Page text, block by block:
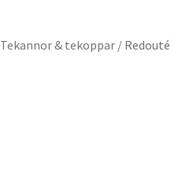
Tekannor & tekoppar/ Redouté